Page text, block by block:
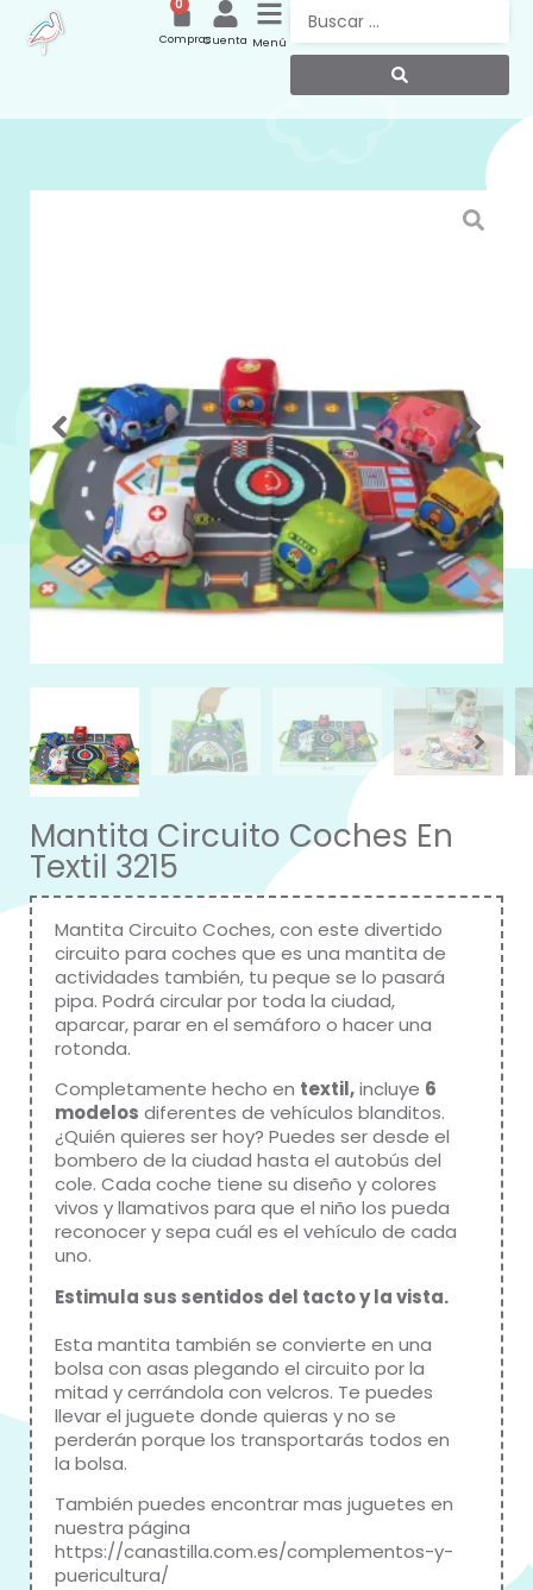
Menú
Cuenta
0
Compras
Mantita Circuito Coches En
Textil 3215
Mantita Circuito Coches, con este divertido
circuito para coches que es una mantita de
actividades también, tu peque se lo pasará
pipa. Podrá circular por toda la ciudad,
aparcar, parar en el semáforo o hacer una
rotonda.
Completamente hecho en textil,incluye 6
modelos diferentes de vehículos blanditos.
¿Quién quieres ser hoy? Puedes ser desde el
bombero de la ciudad hasta el autobús del
cole. Cada coche tiene su diseño y colores
vivos y llamativos para que el niño los pueda
reconocer y sepa cuál es el vehículo de cada
uno.
Estimula sus sentidos del tacto y la vista.
Esta mantita también se convierte en una
bolsa con asas plegando el circuito por la
mitad y cerrándola con velcros. Te puedes
llevar el juguete donde quieras y no se
perderán porque los transportarás todos en
la bolsa.
También puedes encontrar mas juguetes en
nuestra página
https://canastilla.com.es/complementos-y-
puericultura/